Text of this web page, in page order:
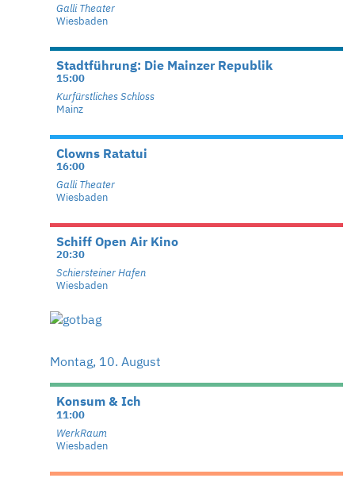
Galli Theater
Wiesbaden
Stadtführung: Die Mainzer Republik
15:00
Kurfürstliches Schloss
Mainz
Clowns Ratatui
16:00
Galli Theater
Wiesbaden
Schiff Open Air Kino
20:30
Schiersteiner Hafen
Wiesbaden
Montag, 10. August
Konsum & Ich
11:00
WerkRaum
Wiesbaden